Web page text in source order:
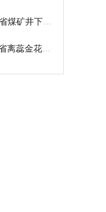
系统使用管理规范
育苗技术规程